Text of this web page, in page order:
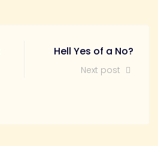
Hell Yes of a No?
Next post